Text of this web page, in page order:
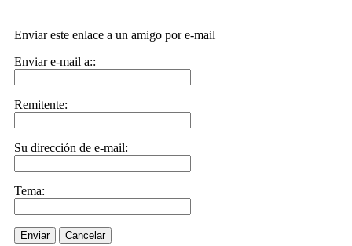
Enviar este enlace a un amigo por e-mail
Enviar e-mail a::
Remitente:
Su dirección de e-mail:
Tema:
Enviar Cancelar